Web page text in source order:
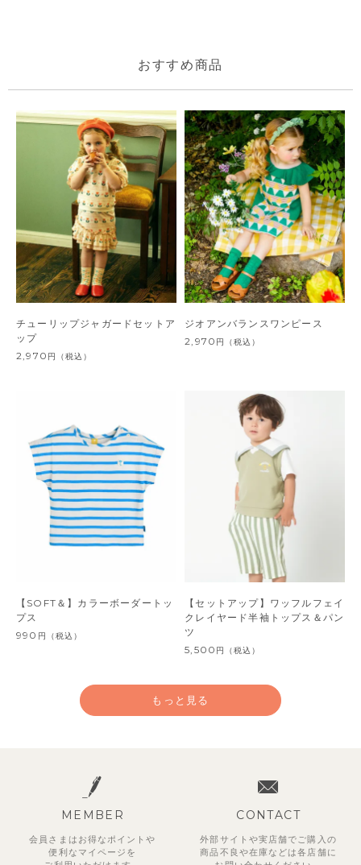
おすすめ商品
チューリップジャガードセットア
ップ
2,970 円 （税込）
ジオアンバランスワンピース
2,970 円 （税込）
【SOFT＆】カラーボーダートッ
プス
990 円 （税込）
【セットアップ】ワッフルフェイ
クレイヤード半袖トップス＆パン
ツ
5,500 円 （税込）
もっと見る
MEMBER
会員さまはお得なポイントや
便利な マイページを
CONTACT
外部サイトや実店舗でご購入の
商品不良や在庫などは各店舗に